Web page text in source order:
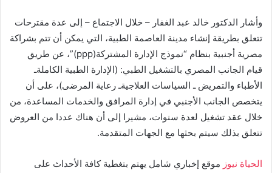
وأشار الدكتور خالد عبد الغفار – خلال الاجتماع – إلى عدة مقترحات
تتعلق بطريقة إنشاء مدينة العاصمة الطبية، التي يمكن أن تتم بشراكة
مصرية أجنبية بنظام “نموذج الإدارة المشتركة(ppp)”، عن طريق
قيام الجانب المصري بالتشغيل الطبي: (الإدارة الطبية الكاملةـ
الأطباء والتمريض ـ السياسات العلاجيةـ رعاية المرضى)، على أن
يتخصص الجانب الأجنبي في إدارة المرافق والخدمات المساعدة، من
خلال عقد تشغيل لعدة سنوات، مشيرا إلى أن هناك عددا من العروض
تتعلق بذلك سيتم بحثها مع الجهات المتقدمة.
الحياة نيوز موقع إخباري شامل يهتم بتغطية كافة الأحداث على